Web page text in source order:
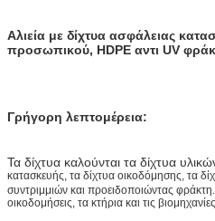
Αλιεία με δίχτυα ασφάλειας
προσωπικού, HDPE αντι UV
Γρήγορη λεπτομέρεια:
Τα δίχτυα καλούνται τα δίχτυα
κατασκευής, τα δίχτυα οικοδόμησης, τα
συντριμμιών και προειδοποιώντας φράκτη.
οικοδομήσεις, τα κτήρια και τις